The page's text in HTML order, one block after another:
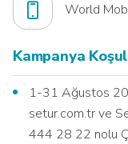
World
Kampanya
1-31 Ağustos
setur.com.tr ve
444 28 22 nolu